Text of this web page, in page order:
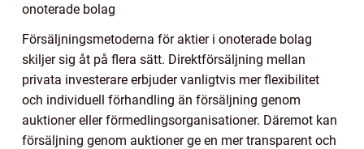
onoterade bolag
Försäljningsmetoderna för aktier i onoterade bolag
skiljer sig åt på flera sätt. Direktförsäljning mellan
privata investerare erbjuder vanligtvis mer flexibilitet
och individuell förhandling än försäljning genom
auktioner eller förmedlingsorganisationer. Däremot kan
försäljning genom auktioner ge en mer transparent och